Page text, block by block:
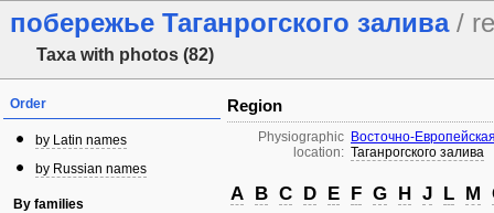
побережье Таганрогского залива/
Taxa with photos (82)
Order
by Latin names
by Russian names
By families
Region
Physiographic
location:
Восточно-
Таганрогского залива
A B C D E F G H J L M